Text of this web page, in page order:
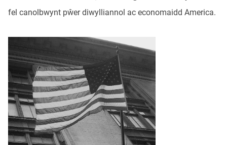
fel canolbwynt pŵer diwylliannol ac economaidd America.